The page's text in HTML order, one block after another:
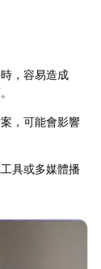
，容易造成
，可能會影響
具或多媒體播